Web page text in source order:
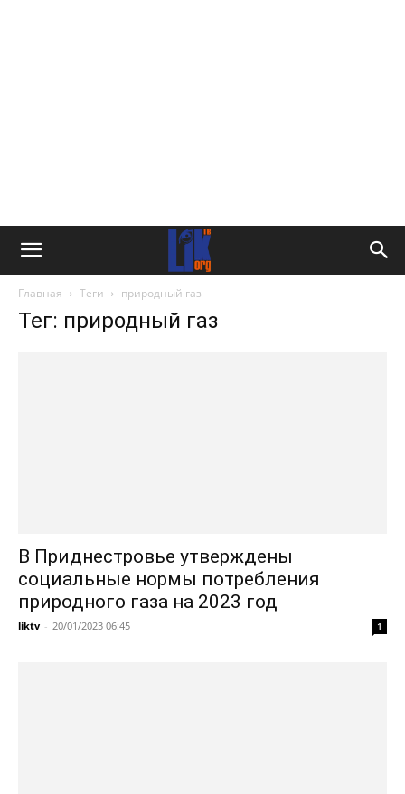
Главная Теги природный газ
Тег: природный газ
В Приднестровье утверждены
социальные нормы потребления
природного газа на 2023 год
liktv - 20/01/2023 06:45 1